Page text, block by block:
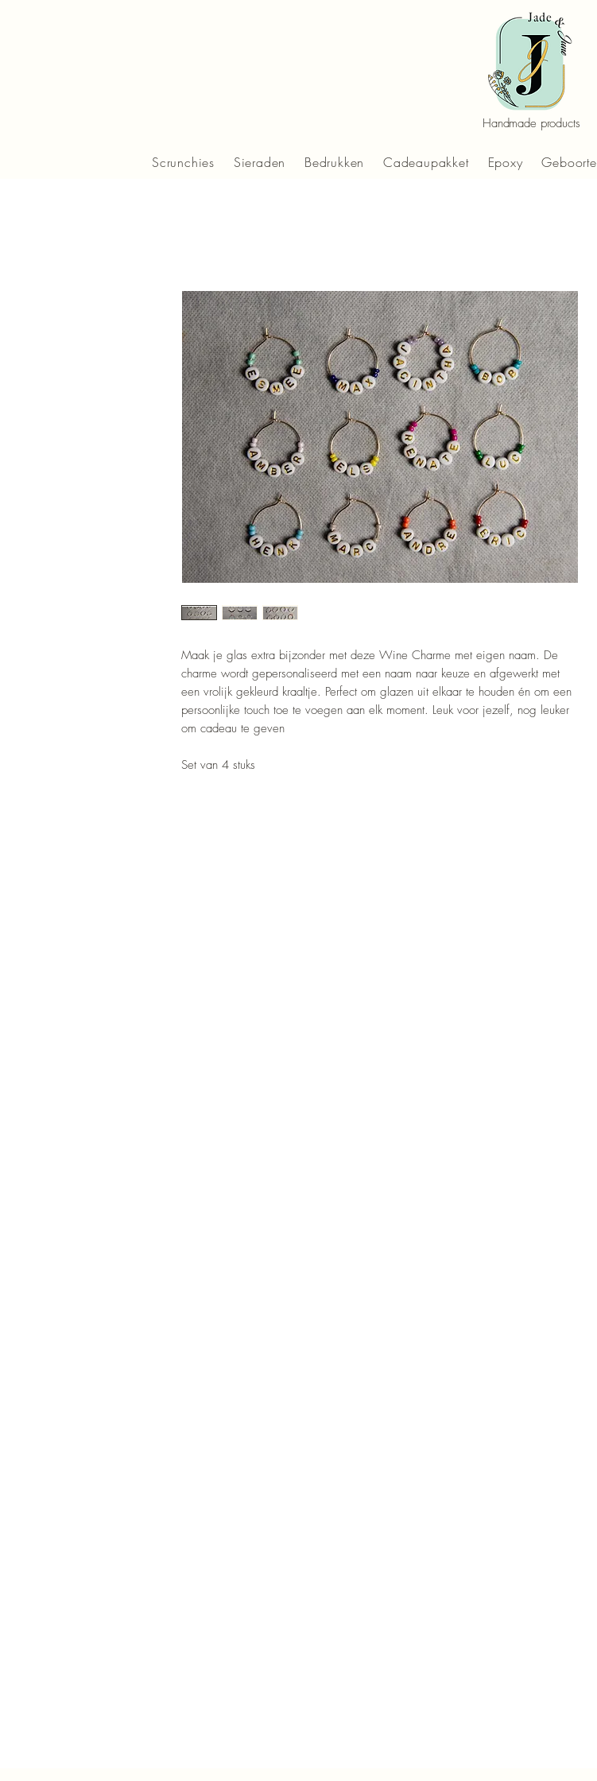
Handmade products
Scrunchies Sieraden Bedrukken Cadeaupakket Epoxy Geboorte
Maak je glas extra bijzonder met deze Wine Charme met eigen naam. De
charme wordt gepersonaliseerd met een naam naar keuze en afgewerkt met
een vrolijk gekleurd kraaltje. Perfect om glazen uit elkaar te houden én om een
persoonlijke touch toe te voegen aan elk moment. Leuk voor jezelf, nog leuker
om cadeau te geven
Set van 4 stuks